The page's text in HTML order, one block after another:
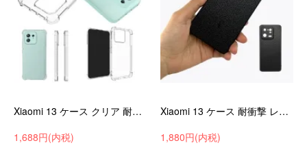
Xiaomi 13 ケース クリア 耐衝撃 カバー TPU 透明 Xiaomi 13 pro ソフトケース おすすめ おしゃれ シャオミ 小米 カバー
1,688円(内税)
Xiaomi 13 ケース 耐衝撃 レザー ケース Xiaomi 13 pro カバー PUレザー ケース シャオミ 小米 13/13 レザー プロ
1,880円(内税)